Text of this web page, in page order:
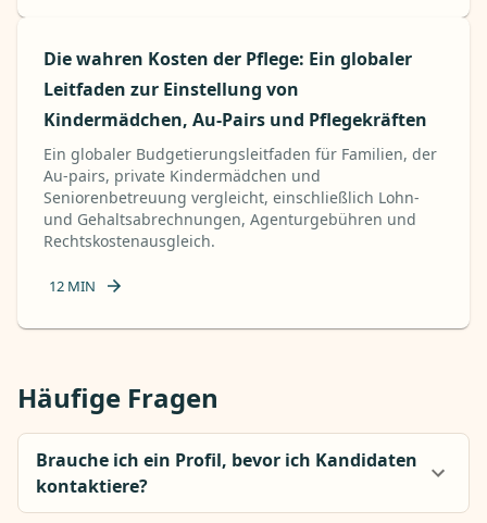
Die wahren Kosten der Pflege: Ein globaler
Leitfaden zur Einstellung von
Kindermädchen, Au-Pairs und Pflegekräften
Ein globaler Budgetierungsleitfaden für Familien, der
Au-pairs, private Kindermädchen und
Seniorenbetreuung vergleicht, einschließlich Lohn-
und Gehaltsabrechnungen, Agenturgebühren und
Rechtskostenausgleich.
12 MIN
Häufige Fragen
Brauche ich ein Profil, bevor ich Kandidaten
kontaktiere?